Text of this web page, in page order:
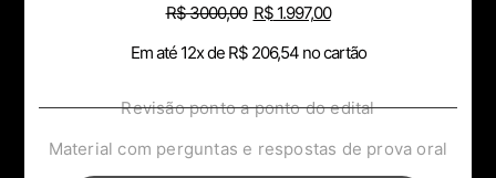
R$3000,00 R$1.997,00
Em até 12x de R$206,54 no cartão
Revisão ponto a ponto do edital
Material com perguntas e respostas de prova oral